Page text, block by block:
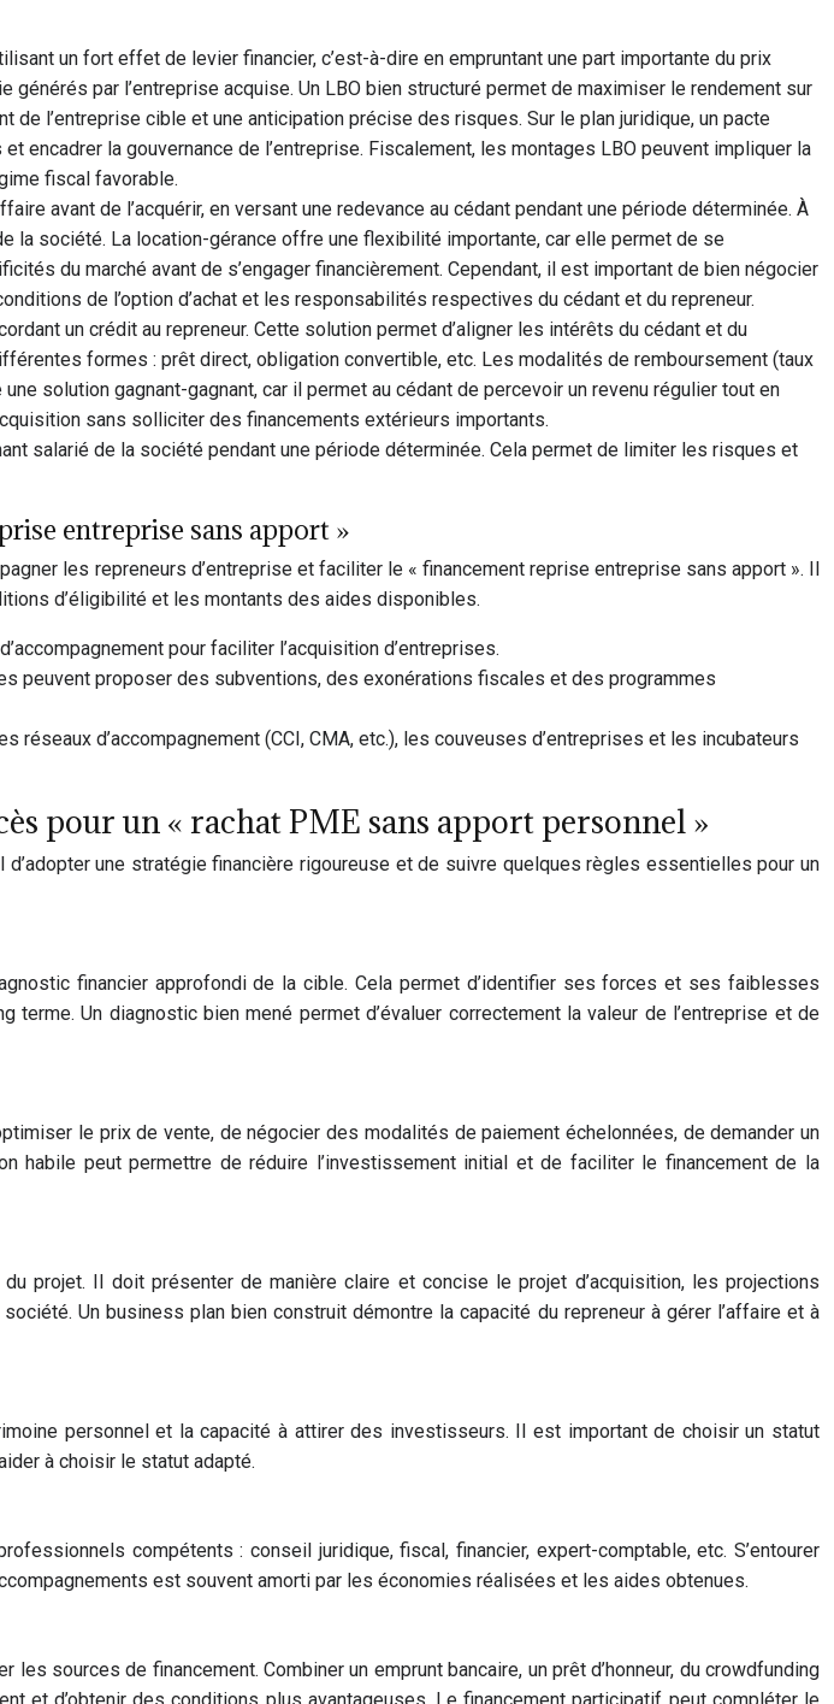
un fort effet de levier financier, c’est-à-dire en empruntant une part importante du prix
par l’entreprise acquise. Un LBO bien structuré permet de maximiser le rendement sur
l’entreprise cible et une anticipation précise des risques. Sur le plan juridique, un pacte
la gouvernance de l’entreprise. Fiscalement, les montages LBO peuvent impliquer la
fiscal favorable.
avant de l’acquérir, en versant une redevance au cédant pendant une période déterminée. À
la société. La location-gérance offre une flexibilité importante, car elle permet de se
du marché avant de s’engager financièrement. Cependant, il est important de bien négocier
de l’option d’achat et les responsabilités respectives du cédant et du repreneur.
un crédit au repreneur. Cette solution permet d’aligner les intérêts du cédant et du
formes : prêt direct, obligation convertible, etc. Les modalités de remboursement (taux
solution gagnant-gagnant, car il permet au cédant de percevoir un revenu régulier tout en
sans solliciter des financements extérieurs importants.
salarié de la société pendant une période déterminée. Cela permet de limiter les risques et
entreprise sans apport »
les repreneurs d’entreprise et faciliter le « financement reprise entreprise sans apport ». Il
d’éligibilité et les montants des aides disponibles.
pour faciliter l’acquisition d’entreprises.
peuvent proposer des subventions, des exonérations fiscales et des programmes
réseaux d’accompagnement (CCI, CMA, etc.), les couveuses d’entreprises et les incubateurs
pour un « rachat PME sans apport personnel »
une stratégie financière rigoureuse et de suivre quelques règles essentielles pour un
financier approfondi de la cible. Cela permet d’identifier ses forces et ses faiblesses
Un diagnostic bien mené permet d’évaluer correctement la valeur de l’entreprise et de
le prix de vente, de négocier des modalités de paiement échelonnées, de demander un
habile peut permettre de réduire l’investissement initial et de faciliter le financement de la
projet. Il doit présenter de manière claire et concise le projet d’acquisition, les projections
Un business plan bien construit démontre la capacité du repreneur à gérer l’affaire et à
personnel et la capacité à attirer des investisseurs. Il est important de choisir un statut
à choisir le statut adapté.
compétents : conseil juridique, fiscal, financier, expert-comptable, etc. S’entourer
est souvent amorti par les économies réalisées et les aides obtenues.
sources de financement. Combiner un emprunt bancaire, un prêt d’honneur, du crowdfunding